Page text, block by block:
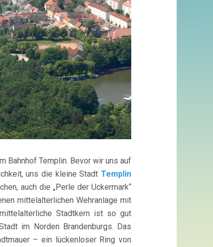
Bahnhof Templin. Bevor wir uns auf
uns die kleine Stadt Templin
auch die „Perle der Uckermark“
mittelalterlichen Wehranlage mit
Stadtkern ist so gut
im Norden Brandenburgs. Das
– ein lückenloser Ring von